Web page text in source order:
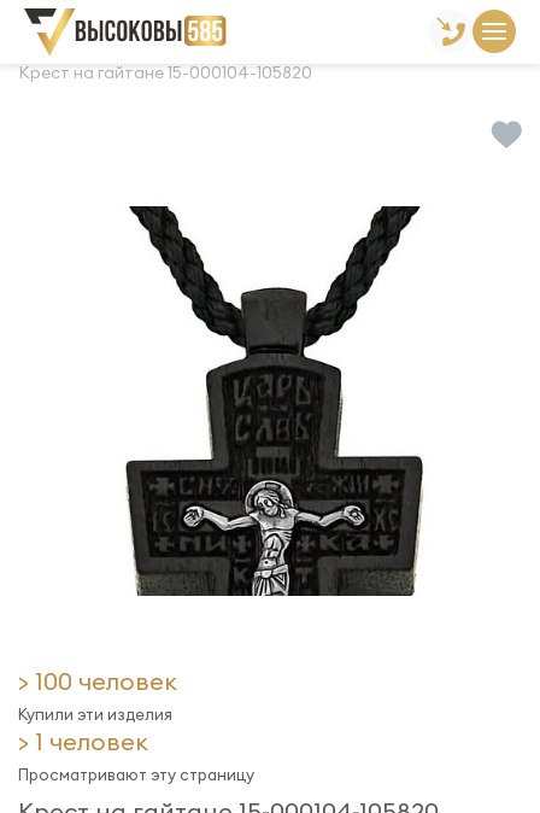
Главная Склад готовой продукции
Крест на гайтане 15-000104-105820
> 100 человек
Купили эти изделия
> 1 человек
Просматривают эту страницу